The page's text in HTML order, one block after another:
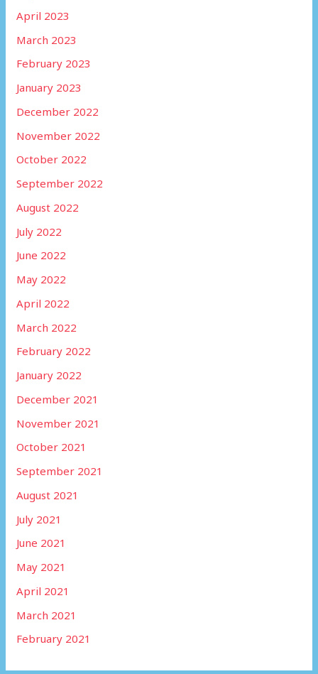
April 2023
March 2023
February 2023
January 2023
December 2022
November 2022
October 2022
September 2022
August 2022
July 2022
June 2022
May 2022
April 2022
March 2022
February 2022
January 2022
December 2021
November 2021
October 2021
September 2021
August 2021
July 2021
June 2021
May 2021
April 2021
March 2021
February 2021